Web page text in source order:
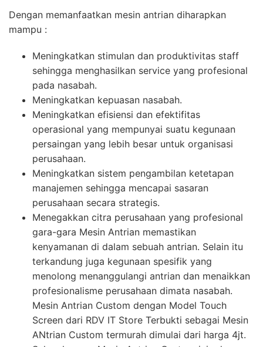
Dengan memanfaatkan mesin antrian diharapkan
mampu :
Meningkatkan stimulan dan produktivitas staff
sehingga menghasilkan service yang profesional
pada nasabah.
Meningkatkan kepuasan nasabah.
Meningkatkan efisiensi dan efektifitas
operasional yang mempunyai suatu kegunaan
persaingan yang lebih besar untuk organisasi
perusahaan.
Meningkatkan sistem pengambilan ketetapan
manajemen sehingga mencapai sasaran
perusahaan secara strategis.
Menegakkan citra perusahaan yang profesional
gara-gara Mesin Antrian memastikan
kenyamanan di dalam sebuah antrian. Selain itu
terkandung juga kegunaan spesifik yang
menolong menanggulangi antrian dan menaikkan
profesionalisme perusahaan dimata nasabah.
Mesin Antrian Custom dengan Model Touch
Screen dari RDV IT Store Terbukti sebagai Mesin
ANtrian Custom termurah dimulai dari harga 4jt.